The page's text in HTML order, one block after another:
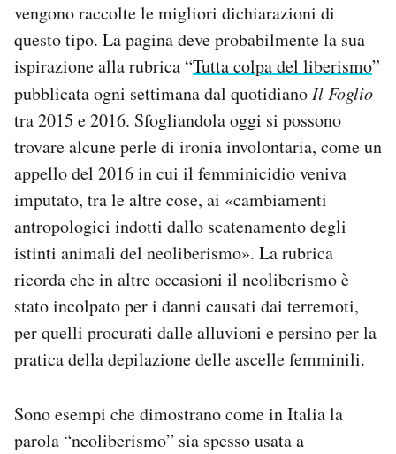
Regala il Post
Hai bisogno di aiuto?
vengono raccolte le migliori dichiarazioni di
questo tipo. La pagina deve probabilmente la sua
ispirazione alla rubrica “Tutta colpa del liberismo”
pubblicata ogni settimana dal quotidianoIl Foglio
tra 2015 e 2016. Sfogliandola oggi si possono
trovare alcune perle di ironia involontaria, come un
appello del 2016 in cui il femminicidio veniva
imputato, tra le altre cose, ai «cambiamenti
antropologici indotti dallo scatenamento degli
istinti animali del neoliberismo». La rubrica
ricorda che in altre occasioni il neoliberismo è
stato incolpato per i danni causati dai terremoti,
per quelli procurati dalle alluvioni e persino per la
pratica della depilazione delle ascelle femminili.
Sono esempi che dimostrano come in Italia la
parola “neoliberismo” sia spesso usata a